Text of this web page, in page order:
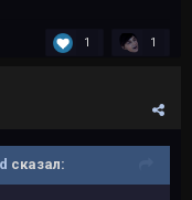
1 1
сказал: